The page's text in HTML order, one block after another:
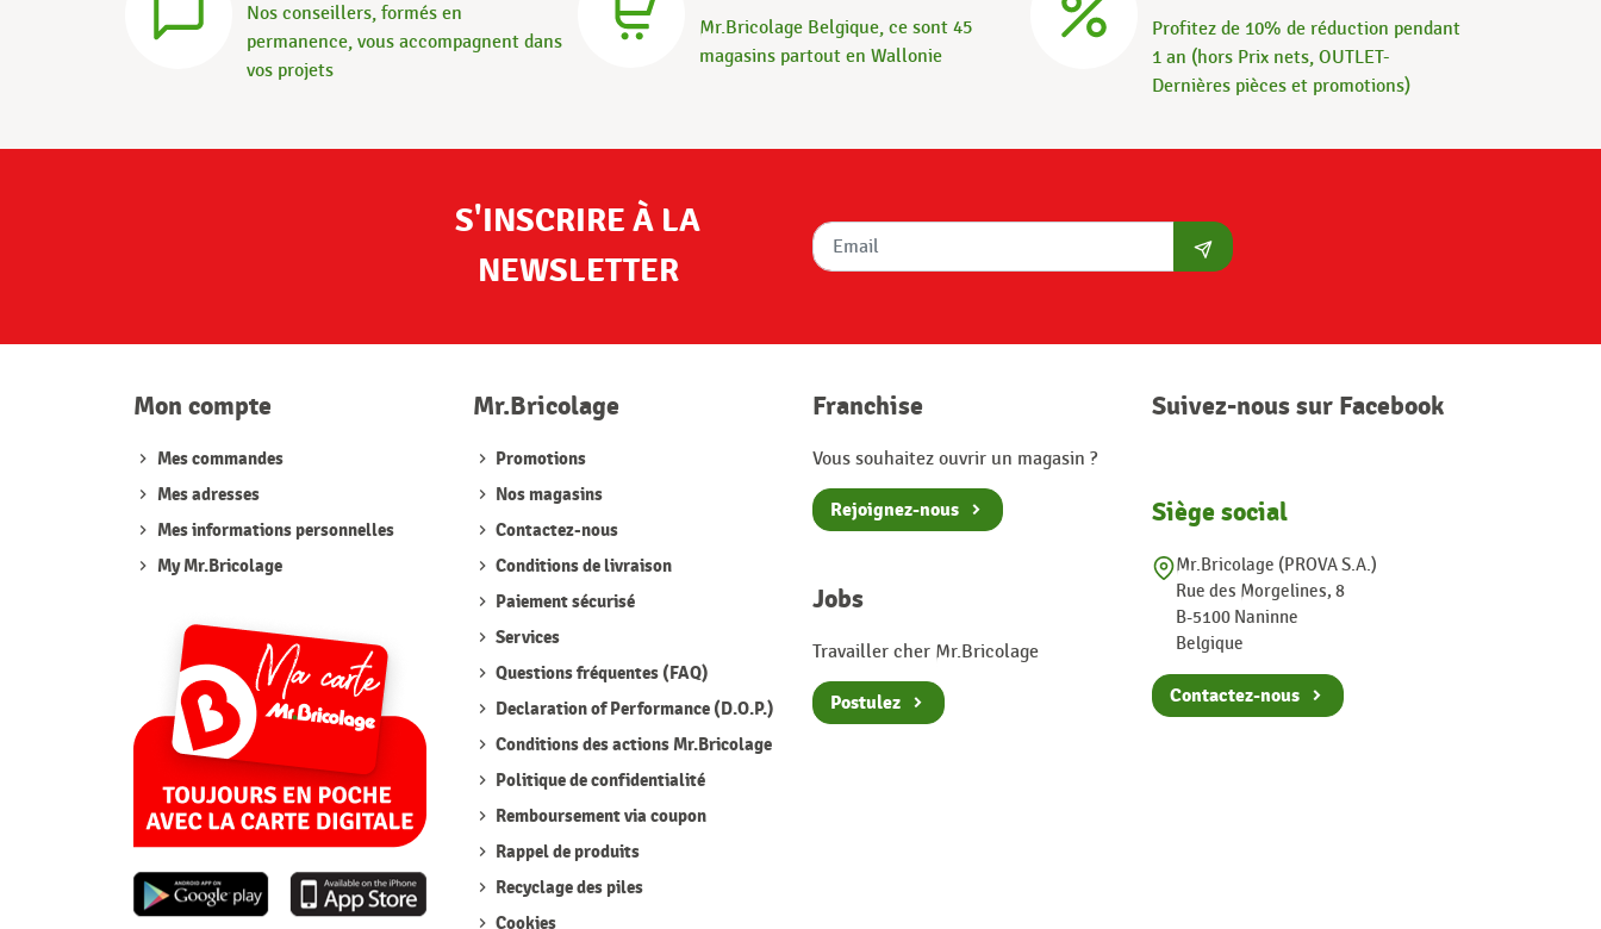
Nos conseillers, formés en
permanence, vous accompagnent dans
vos projets
Mr.Bricolage Belgique, ce sont 45
magasins partout en Wallonie
Profitez de 10% de réduction pendant
1 an (hors Prix nets, OUTLET-
Dernières pièces et promotions)
S'INSCRIRE À LA
NEWSLETTER
S'abonner
Mon compte
Mes commandes
Mes adresses
Mes informations personnelles
My Mr.Bricolage
Mr.Bricolage
Promotions
Nos magasins
Contactez-nous
Conditions de livraison
Paiement sécurisé
Services
Questions fréquentes (FAQ)
Declaration of Performance (D.O.P.)
Conditions des actions Mr.Bricolage
Politique de confidentialité
Remboursement via coupon
Rappel de produits
Recyclage des piles
Cookies
Franchise
Vous souhaitez ouvrir un magasin ?
Rejoignez-nous
Jobs
Travailler cher Mr.Bricolage
Postulez
Suivez-nous sur Facebook
Siège social
Mr.Bricolage (PROVA S.A.)
Rue des Morgelines, 8
B-5100 Naninne
Belgique
Contactez-nous